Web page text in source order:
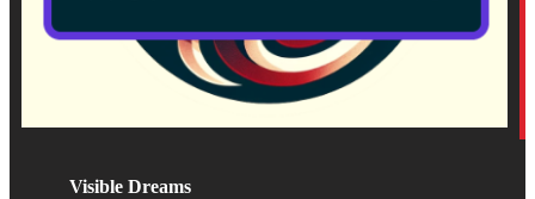
Visible Dreams